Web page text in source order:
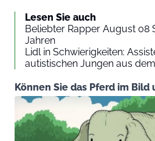
Lesen Sie auch
Beliebter Rapper August 08
Jahren
Lidl in Schwierigkeiten:
autistischen Jungen aus
Können Sie das Pferd im Bild